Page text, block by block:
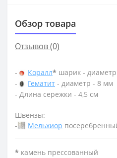
Обзор товара
Отзывов (0)
- Коралл* шарик -
-
Гематит - диаметр - 8 мм
- Длина сережки - 4,5 см
Швензы:
-
Мельхиор
* камень прессованный